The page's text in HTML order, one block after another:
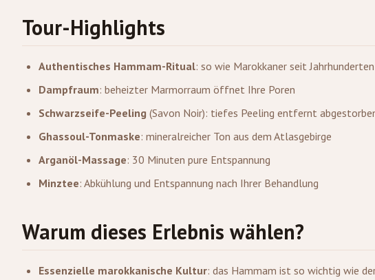
Tour-Highlights
Authentisches Hammam-Ritual: so wie Marokkaner seit
Dampfraum: beheizter Marmorraum öffnet Ihre Poren
Schwarzseife-Peeling (Savon Noir): tiefes Peeling entfernt
Ghassoul-Tonmaske: mineralreicher Ton aus dem Atlasgebirge
Arganöl-Massage: 30 Minuten pure Entspannung
Minztee: Abkühlung und Entspannung nach Ihrer Behandlung
Warum dieses Erlebnis wählen?
Essenzielle marokkanische Kultur: das Hammam ist so wichtig wie